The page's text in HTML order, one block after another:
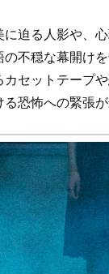
迫る人影や、
不穏な幕開け
セットテープ
恐怖への緊張